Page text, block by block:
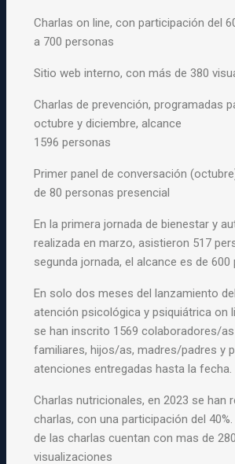
Charlas on line, con participación del
a 700 personas
Sitio web interno, con más de 380
Charlas de prevención, programadas
octubrey diciembre, alcance
1596 personas
Primer panel de conversación
de 80 personas presencial
En la primera jornada debienestar y
realizada en marzo, asistieron 517
segunda jornada, el alcance es de 600
En solo dos meses del lanzamiento
atención psicológicay psiquiátrica on
se han inscrito 1569 colaboradores/
familiares, hijos/as, madres/padresy
atenciones entregadas hasta la fecha.
Charlas nutricionales, en 2023 se han
charlas, con una participación del
de las charlas cuentan con mas de 280
visualizaciones